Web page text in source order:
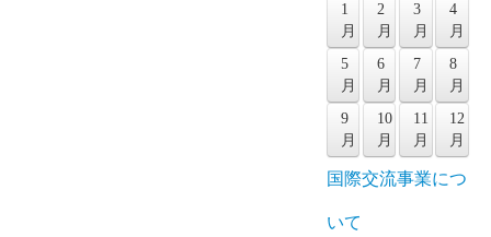
1
月
2
月
3
月
4
月
5
月
6
月
7
月
8
月
9
月
10
月
11
月
12
月
国際交流事業につ
いて